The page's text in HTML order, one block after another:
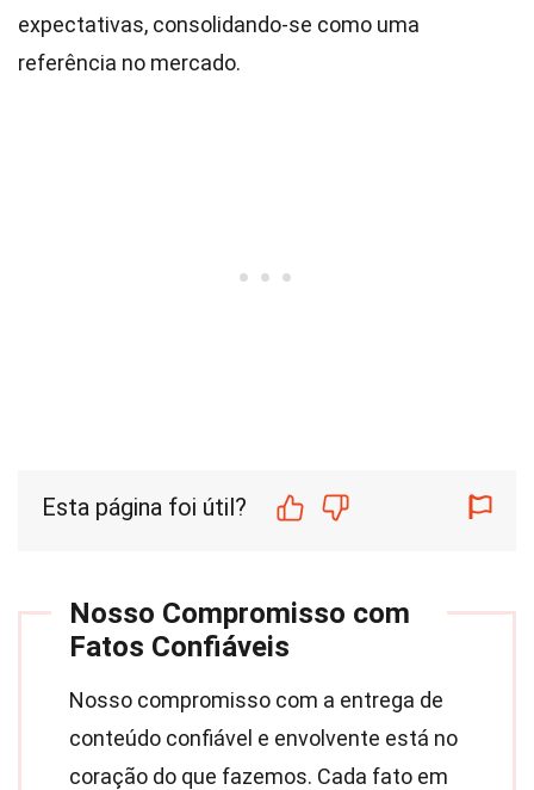
expectativas, consolidando-se como uma
referência no mercado.
Esta página foi útil?
Nosso Compromisso com
Fatos Confiáveis
Nosso compromisso com a entrega de
conteúdo confiável e envolvente está no
coração do que fazemos. Cada fato em